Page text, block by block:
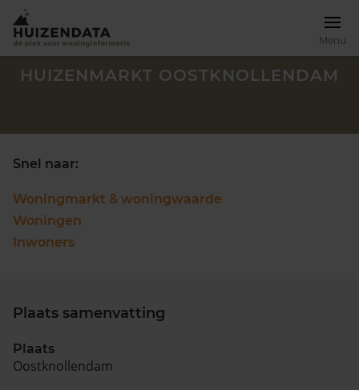
Menu
Zoek een woning
HUIZENMARKT OOSTKNOLLENDAM
Snel naar:
Woningmarkt & woningwaarde
Woningen
Inwoners
Plaats samenvatting
Plaats
Oostknollendam